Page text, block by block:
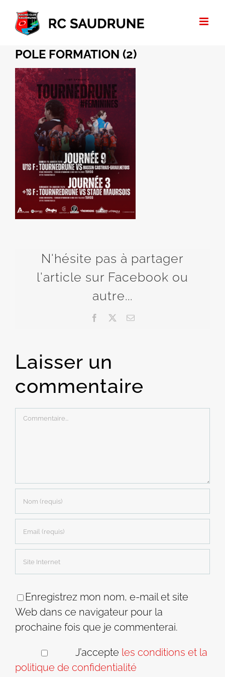
Passer
contenu
POLE FORMATION (2)
N'hésite pas à partager
l'article sur Facebook ou
autre...
Facebook Email
Laisser un
commentaire
Commentaire
Enregistrez mon nom, e-mail et site
Web dans ce navigateur pour la
prochaine fois que je commenterai.
J’accepte les conditions et la
politique de confidentialité